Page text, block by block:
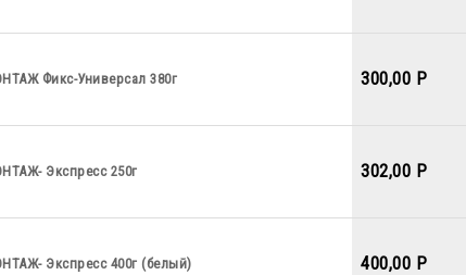
Фикс-Универсал 380г 300,00 P
Экспресс 250г 302,00 P
Экспресс 400г (белый) 400,00 P